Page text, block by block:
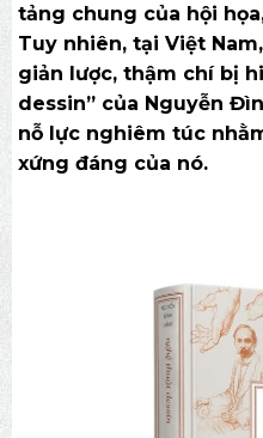
tảng chung của hội
Tuy nhiên, tại Việt
giản lược, thậm chí bị
dessin” của Nguyễn
nỗ lực nghiêm túc
xứng đáng của nó.